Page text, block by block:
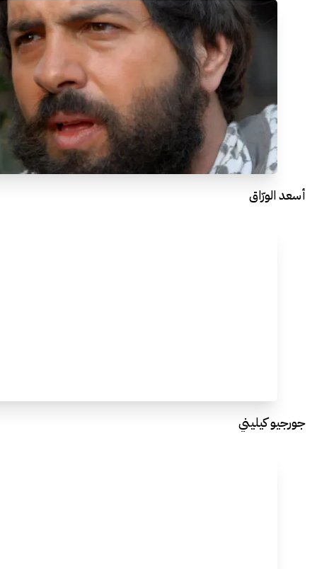
أسعد الورّاق
جورجيو كيليني